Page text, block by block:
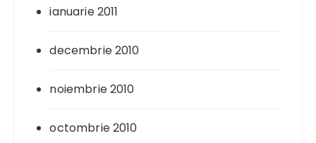
ianuarie 2011
decembrie 2010
noiembrie 2010
octombrie 2010